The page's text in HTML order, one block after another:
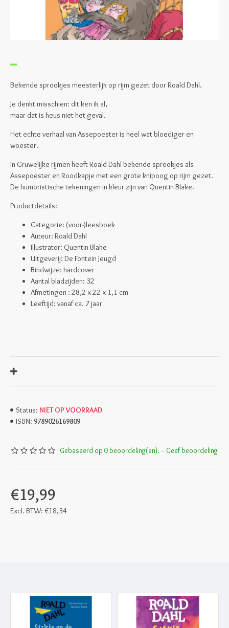
Bekende sprookjes meesterlijk op rijm gezet door Roald Dahl.
Je denkt misschien: dit ken ik al,
maar dat is heus niet het geval.
Het echte verhaal van Assepoester is heel wat bloediger en
woester.
In Gruwelijke rijmen heeft Roald Dahl bekende sprookjes als
Assepoester en Roodkapje met een grote knipoog op rijm gezet.
De humoristische tekeningen in kleur zijn van Quentin Blake.
Productdetails:
Categorie: (voor-)leesboek
Auteur: Roald Dahl
Illustrator: Quentin Blake
Uitgeverij: De Fontein Jeugd
Bindwijze: hardcover
Aantal bladzijden: 32
Afmetingen : 28,2 x 22 x 1,1 cm
Leeftijd: vanaf ca. 7 jaar
Status: NIET OP VOORRAAD
ISBN: 9789026169809
Gebaseerd op 0 beoordeling(en). - Geef beoordeling
€19,99
Excl. BTW: €18,34